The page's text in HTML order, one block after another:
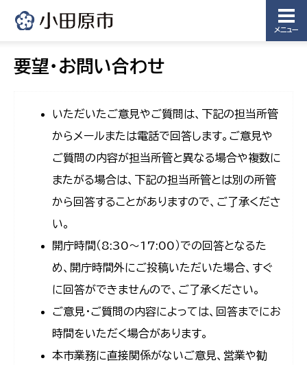
メニュー
要望・お問い合わせ
いただいたご意見やご質問は、下記の担当所管
からメールまたは電話で回答します。ご意見や
ご質問の内容が担当所管と異なる場合や複数に
またがる場合は、下記の担当所管とは別の所管
から回答することがありますので、ご了承くださ
い。
開庁時間（8:30〜17:00）での回答となるた
め、開庁時間外にご投稿いただいた場合、すぐ
に回答ができませんので、ご了承ください。
ご意見・ご質問の内容によっては、回答までにお
時間をいただく場合があります。
本市業務に直接関係がないご意見、営業や勧